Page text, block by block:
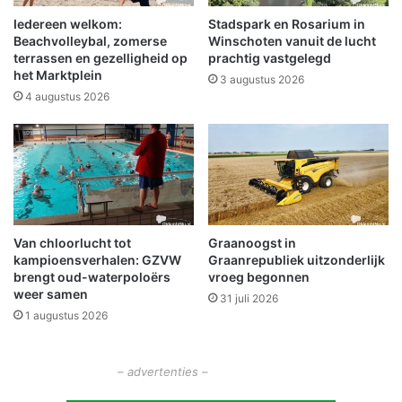
e
v
a
l
i
B
e
e
r
t
a
e
r
v
a
k
n
t
i
e
m
e
t
P
o
w
e
Iedereen welkom:
Beachvolleybal, zomerse
terrassen en gezelligheid op
het Marktplein
4 augustus 2026
Stadspark en Rosarium in
Winschoten vanuit de lucht
prachtig vastgelegd
3 augustus 2026
Van chloorlucht tot
kampioensverhalen: GZVW
brengt oud-waterpoloërs
weer samen
1 augustus 2026
Graanoogst in
Graanrepubliek uitzonderlijk
vroeg begonnen
31 juli 2026
– advertenties –